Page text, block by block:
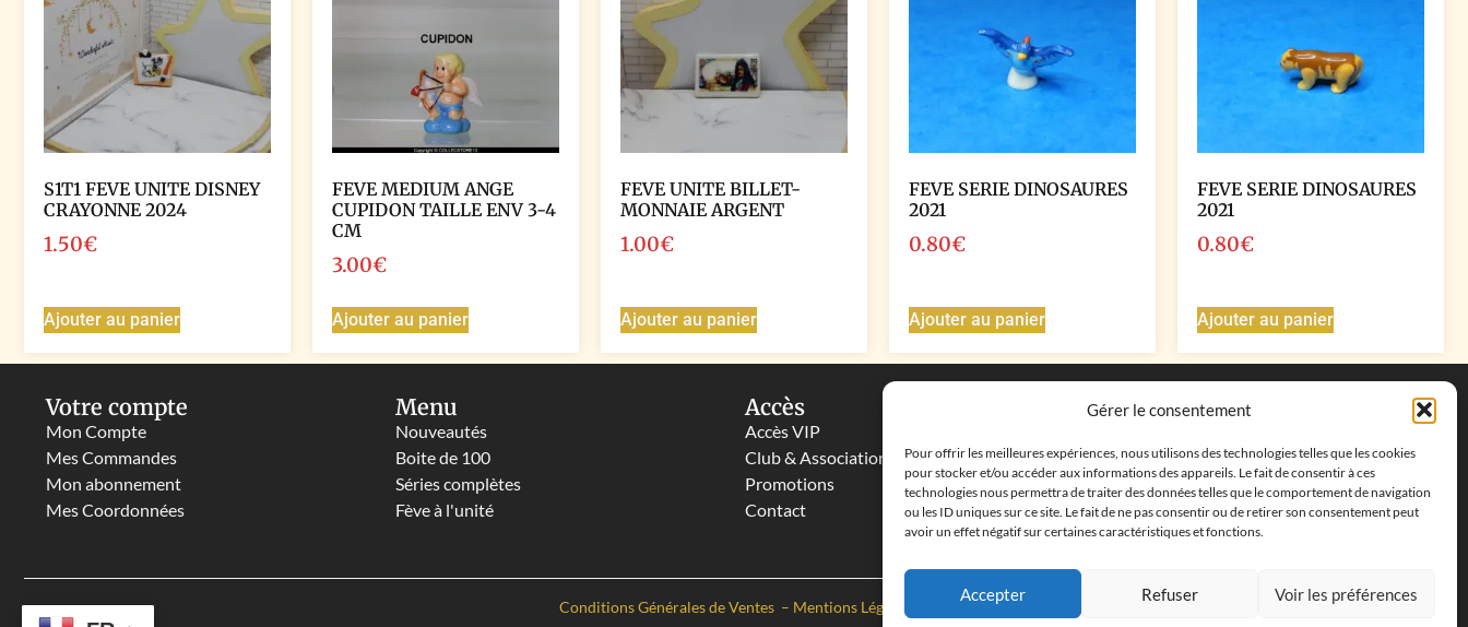
Gérer le consentement
Pour offrir les meilleures expériences, nous utilisons des technologies telles que les cookies
pour stocker et/ou accéder aux informations des appareils. Le fait de consentir à ces
technologies nous permettra de traiter des données telles que le comportement de navigation
ou les ID uniques sur ce site. Le fait de ne pas consentir ou de retirer son consentement peut
avoir un effet négatif sur certaines caractéristiques et fonctions.
Accepter Refuser Voir les préférences
S1T1 FEVE UNITE DISNEY
CRAYONNE 2024
1.50€
Ajouter au panier
FEVE MEDIUM ANGE
CUPIDON TAILLE ENV 3-4
CM
3.00€
Ajouter au panier
FEVE UNITE BILLET-
MONNAIE ARGENT
1.00€
Ajouter au panier
FEVE SERIE DINOSAURES
2021
0.80€
Ajouter au panier
FEVE SERIE DINOSAURES
2021
0.80€
Ajouter au panier
Votre compte
Mon Compte
Mes Commandes
Mon abonnement
Mes Coordonnées
Menu
Nouveautés
Boite de 100
Séries complètes
Fève à l'unité
Accès
Accès VIP
Club & Associations
Promotions
Contact
Coordonnées
cléments, 13500 Martigues, France
Téléphone : ‭+33652313256‬
Email :feves.collecstore@gmail.com
Conditions Générales de Ventes – Mentions Légales